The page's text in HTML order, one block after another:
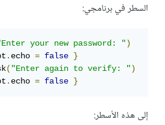
السطر في برنامجي:
"Enter your new password: ")
.echo = false
}
("Enter again to verify: ")
.echo = false }
إلى هذه الأسطر: